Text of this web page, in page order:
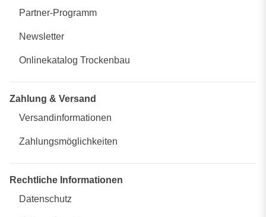
Partner-Programm
Newsletter
Onlinekatalog Trockenbau
Zahlung & Versand
Versandinformationen
Zahlungsmöglichkeiten
Rechtliche Informationen
Datenschutz